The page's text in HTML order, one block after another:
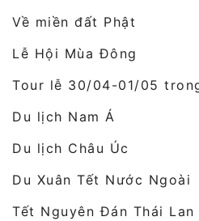
Về miền đất Phật
Lễ Hội Mùa Đông
Tour lễ 30/04-01/05
Du lịch Nam Á
Du lịch Châu Úc
Du Xuân Tết Nước Ngoài
Tết Nguyên Đán Thái